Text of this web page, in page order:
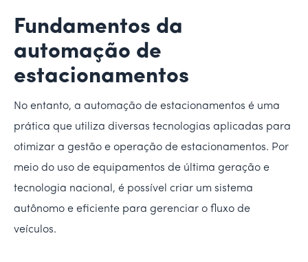
Fundamentos da
automação de
estacionamentos
No entanto, a automação de estacionamentos é uma
prática que utiliza diversas tecnologias aplicadas para
otimizar a gestão e operação de estacionamentos. Por
meio do uso de equipamentos de última geração e
tecnologia nacional, é possível criar um sistema
autônomo e eficiente para gerenciar o fluxo de
veículos.